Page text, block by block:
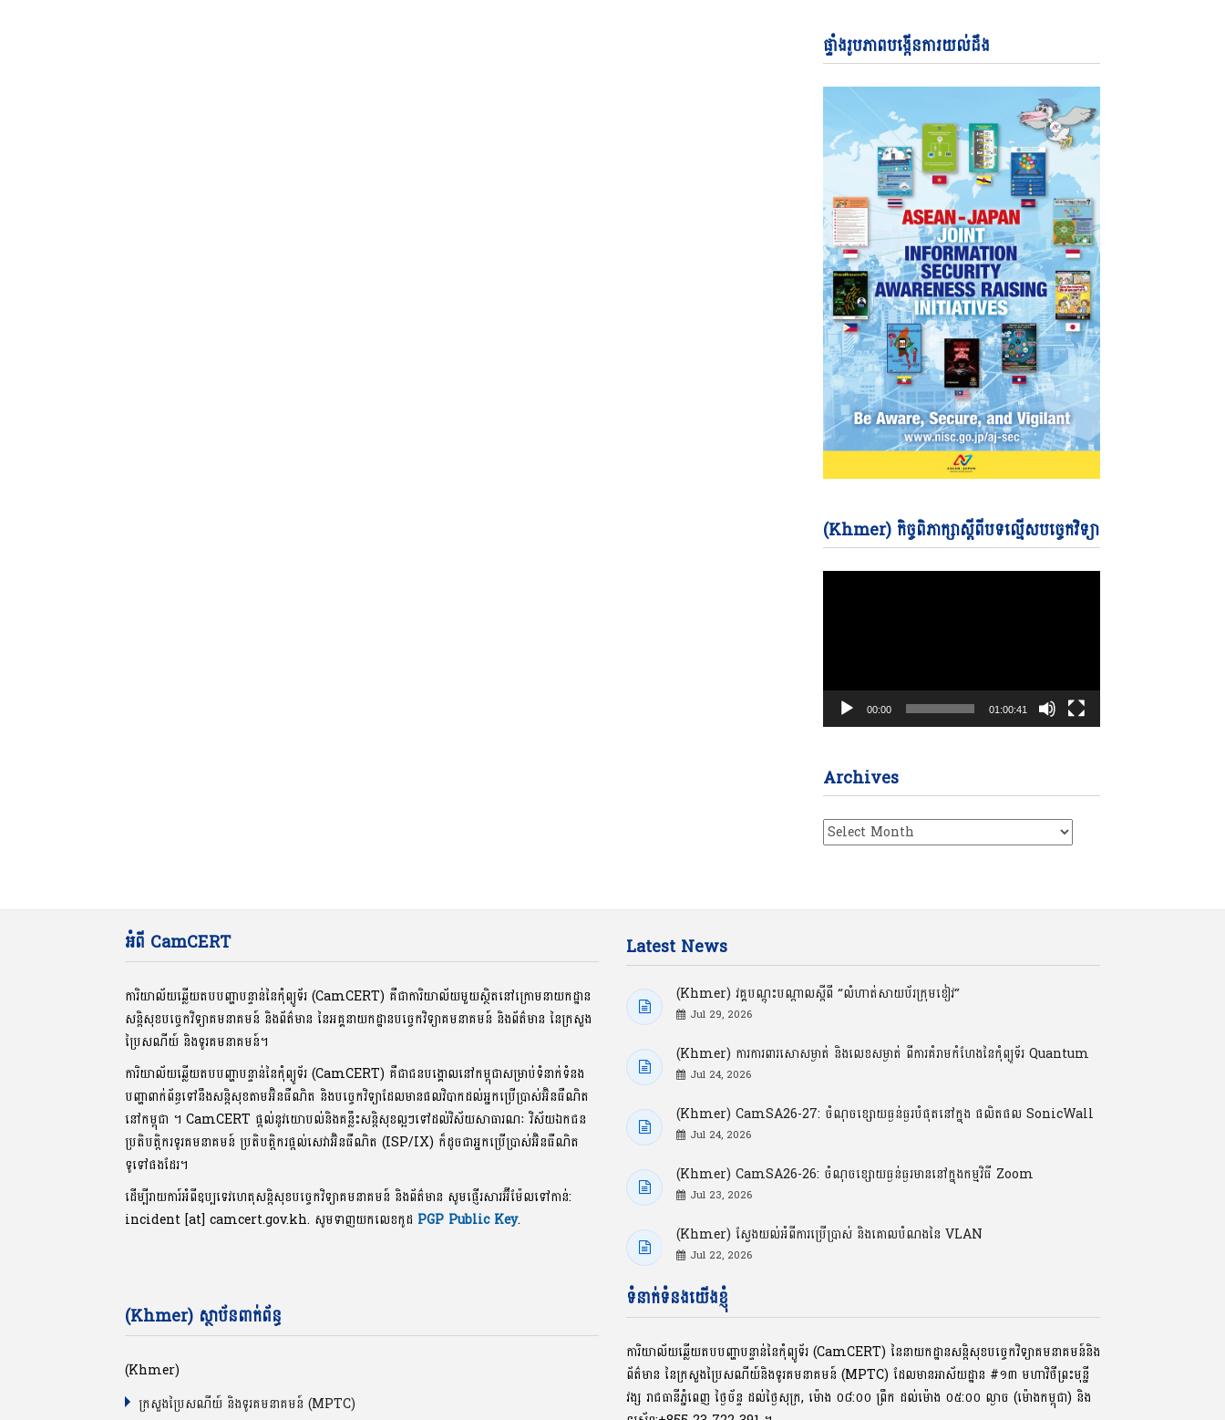
ផ្ទាំងរូបភាពបង្កើនការយល់ដឹង
(Khmer) កិច្ចពិភាក្សាស្តីពីបទល្មើសបច្ចេកវិទ្យាVideo
Player
00:00 01:00:41
Archives
Archives
អំពី CamCERT
ការិយាល័យឆ្លើយតបបញ្ហាបន្ទាន់នៃកុំព្យូទ័រ (CamCERT) គឺជាការិយាល័យមួយស្ថិតនៅក្រោមនាយកដ្ឋាន
សន្តិសុខបច្ចេកវិទ្យាគមនាគមន៍ និងព័ត៌មាន នៃអគ្គនាយកដ្ឋានបច្ចេកវិទ្យាគមនាគមន៍ និងព័ត៌មាន នៃក្រសួង
ប្រៃសណីយ៍ និងទូរគមនាគមន៍។
ការិយាល័យឆ្លើយតបបញ្ហាបន្ទាន់នៃកុំព្យូទ័រ (CamCERT) គឺជាជនបង្គោលនៅកម្ពុជាសម្រាប់ទំនាក់ទំនង
បញ្ហាពាក់ព័ន្ធទៅនឹងសន្តិសុខតាមអ៊ិនធឺណិត និងបច្ចេកវិទ្យាដែលមានផលវិបាកដល់អ្នកប្រើប្រាស់អ៊ិនធឺណិត
នៅកម្ពុជា ។ CamCERT ផ្តល់នូវយោបល់និងគន្លឹះសន្តិសុខល្អៗទៅដល់វិស័យសាធារណៈ វិស័យឯកជន
ប្រតិបត្តិករទូរគមនាគមន៍ ប្រតិបត្តិករផ្តល់សេវាអ៊ិនធឺណិត (ISP/IX) ក៏ដូចជាអ្នកប្រើប្រាស់អ៊ិនធឺណិត
ទូទៅផងដែរ។
ដើម្បីរាយការ៍អំពីឧប្បទេវហេតុសន្តិសុខបច្ចេកវិទ្យាគមនាគមន៍ និងព័ត៌មាន សូមផ្ញើរសារអ៊ីម៉ែលទៅកាន់:
incident [at] camcert.gov.kh. សូមទាញយកលេខកូដ PGP Public Key.
(Khmer) ស្ថាប័នពាក់ព័ន្ធ
(Khmer)
ក្រសួងប្រៃសណីយ៍ និងទូរគមនាគមន៍ (MPTC)
Latest News
(Khmer) វគ្គបណ្ដុះបណ្ដាលស្ដីពី “លំហាត់សាយប័រក្រុមខៀវ”
Jul 29, 2026
(Khmer) ការការពារសោសម្ងាត់ និងលេខសម្ងាត់ ពីការគំរាមកំហែងនៃកុំព្យូទ័រ Quantum
Jul 24, 2026
(Khmer) CamSA26-27: ចំណុចខ្សោយធ្ងន់ធ្ងរបំផុតនៅក្នុង ផលិតផល SonicWall
Jul 24, 2026
(Khmer) CamSA26-26: ចំណុចខ្សោយធ្ងន់ធ្ងរមាននៅក្នុងកម្មវិធី Zoom
Jul 23, 2026
(Khmer) ស្វែងយល់អំពីការប្រើប្រាស់ និងគោលបំណងនៃ VLAN
Jul 22, 2026
ទំនាក់ទំនងយើងខ្ញុំ
ការិយាល័យឆ្លើយតបបញ្ហាបន្ទាន់នៃកុំព្យូទ័រ (CamCERT) នៃនាយកដ្ឋានសន្តិសុខបច្ចេកវិទ្យាគមនាគមន៍និង
ព័ត៌មាន នៃក្រសួងប្រៃសណីយ៍និងទូរគមនាគមន៍ (MPTC) ដែលមានអាស័យដ្ឋាន #១៣ មហាវិថីព្រះមុនី្ន
វង្ស រាជធានីភ្នំពេញ ថ្ងៃច័ន្ទ ដល់ថ្ងៃសុក្រ, ម៉ោង ០៨:០០ ​ព្រឹក ដល់ម៉ោង ០៥:០០ ល្ងាច (ម៉ោងកម្ពុជា) និង